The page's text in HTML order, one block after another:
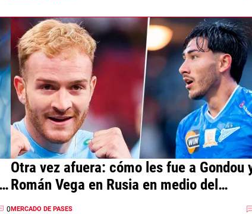
0
Otra vez afuera: cómo les fue a Gondou
Román Vega en Rusia en medio del
interés de River
MERCADO DE PASES